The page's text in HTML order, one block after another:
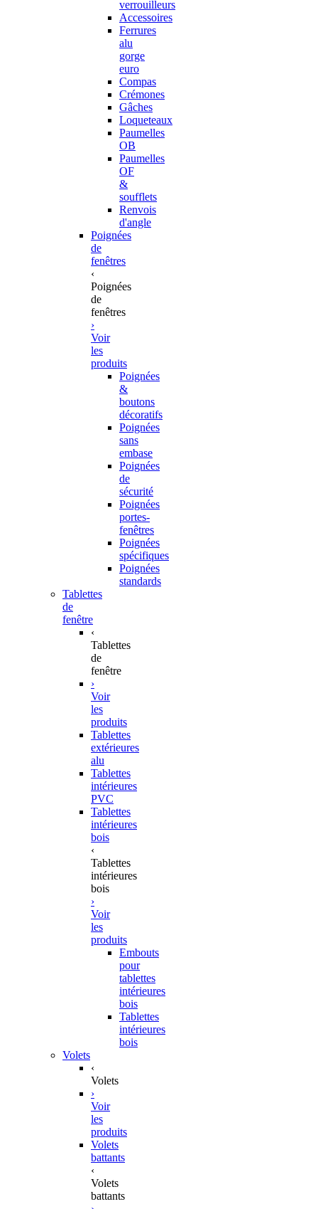
verrouilleurs
Accessoires
Ferrures
alu
gorge
euro
Compas
Crémones
Gâches
Loqueteaux
Paumelles
OB
Paumelles
OF
&
soufflets
Renvois
d'angle
Poignées
de
fenêtres
‹
Poignées
de
fenêtres
›
Voir
les
produits
Poignées
&
boutons
décoratifs
Poignées
sans
embase
Poignées
de
sécurité
Poignées
portes-
fenêtres
Poignées
spécifiques
Poignées
standards
Tablettes
de
fenêtre
‹
Tablettes
de
fenêtre
›
Voir
les
produits
Tablettes
extérieures
alu
Tablettes
intérieures
PVC
Tablettes
intérieures
bois
‹
Tablettes
intérieures
bois
›
Voir
les
produits
Embouts
pour
tablettes
intérieures
bois
Tablettes
intérieures
bois
Volets
‹
Volets
›
Voir
les
produits
Volets
battants
‹
Volets
battants